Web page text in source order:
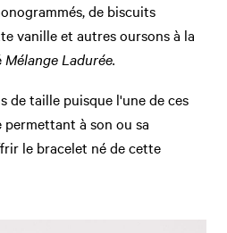
de biscuits
vanille et autres oursons à la
Mélange Ladurée.
de taille puisque l'une de ces
permettant à son ou sa
le bracelet né de cette